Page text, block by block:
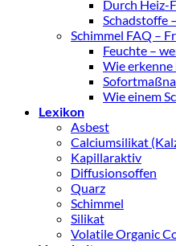
Durch Heiz-
Schadstoffe
Schimmel FAQ –
Feuchte –
Wie erkenne
Wie einem
Lexikon
Asbest
Calciumsilikat
Kapillaraktiv
Diffusionsoffen
Quarz
Schimmel
Silikat
Volatile Organic